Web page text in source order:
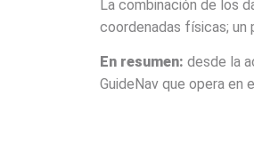
La combinación de los
coordenadas físicas; un
En resumen: desde la
GuideNav que opera en